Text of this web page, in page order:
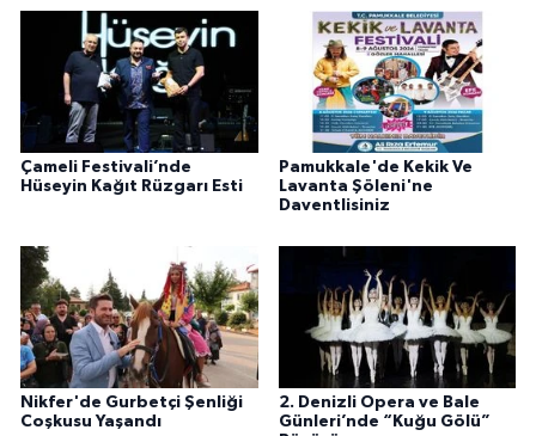
Çameli Festivali’nde
Hüseyin Kağıt Rüzgarı Esti
Pamukkale'de Kekik Ve
Lavanta Şöleni'ne
Daventlisiniz
Nikfer'de Gurbetçi Şenliği
Coşkusu Yaşandı
2. Denizli Opera ve Bale
Günleri’nde “Kuğu Gölü”